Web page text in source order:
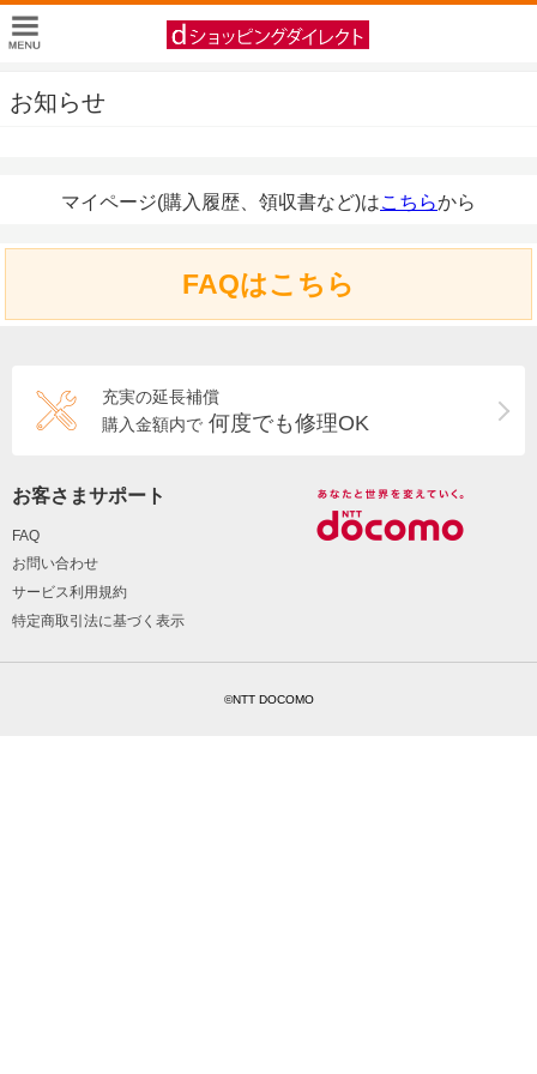
お知らせ
マイページ(購入履歴、領収書など)はこちらから
FAQはこちら
充実の延長補償
購入金額内で 何度でも修理OK
お客さまサポート
FAQ
お問い合わせ
サービス利用規約
特定商取引法に基づく表示
©NTT DOCOMO